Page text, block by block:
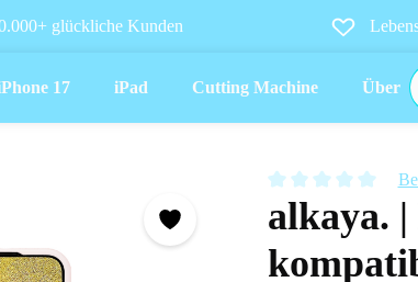
glückliche Kunden
17 iPad Cutting Machine Über
Durchschnittliche
alkaya.